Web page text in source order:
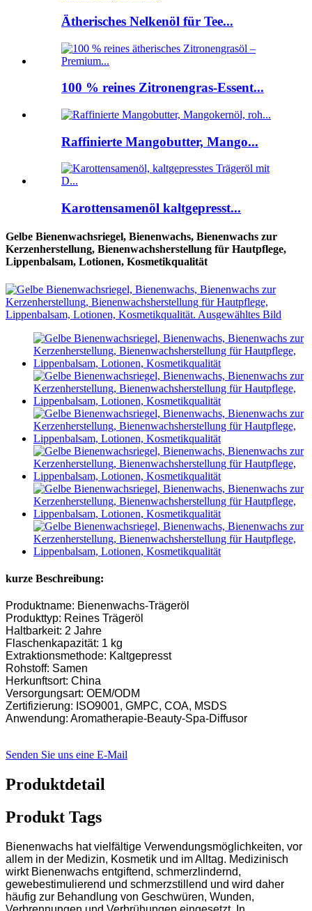
Ätherisches Nelkenöl für Tee...
100 % reines Zitronengras-Essent...
Raffinierte Mangobutter, Mango...
Karottensamenöl kaltgepresst...
Gelbe Bienenwachsriegel, Bienenwachs, Bienenwachs zur
Kerzenherstellung, Bienenwachsherstellung für Hautpflege,
Lippenbalsam, Lotionen, Kosmetikqualität
kurze Beschreibung:
Produktname: Bienenwachs-Trägeröl
Produkttyp: Reines Trägeröl
Haltbarkeit: 2 Jahre
Flaschenkapazität: 1 kg
Extraktionsmethode: Kaltgepresst
Rohstoff: Samen
Herkunftsort: China
Versorgungsart: OEM/ODM
Zertifizierung: ISO9001, GMPC, COA, MSDS
Anwendung: Aromatherapie-Beauty-Spa-Diffusor
Senden Sie uns eine E-Mail
Produktdetail
Produkt Tags
Bienenwachs hat vielfältige Verwendungsmöglichkeiten, vor
allem in der Medizin, Kosmetik und im Alltag. Medizinisch
wirkt Bienenwachs entgiftend, schmerzlindernd,
gewebestimulierend und schmerzstillend und wird daher
häufig zur Behandlung von Geschwüren, Wunden,